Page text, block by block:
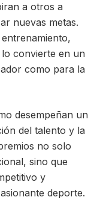
a otros a
nuevas metas.
convierte en un
como para la
desempeñan un
del talento y la
no solo
sino que
y
deporte.